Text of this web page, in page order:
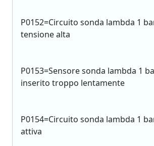
P0152=Circuito sonda lambda 1
tensione alta
P0153=Sensore sonda lambda 1
inserito troppo lentamente
P0154=Circuito sonda lambda 1
attiva